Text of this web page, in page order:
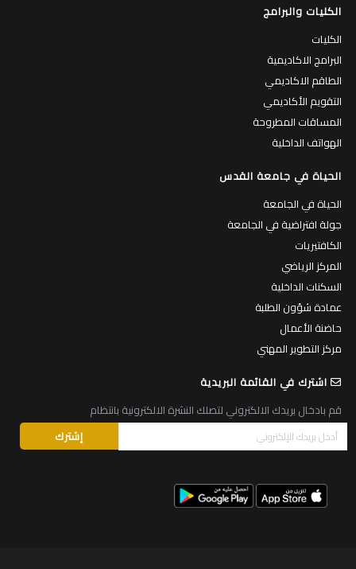
الكليات والبرامج
الكليات
البرامج الاكاديمية
الطاقم الاكاديمي
التقويم الأكاديمي
المساقات المطروحة
الهواتف الداخلية
الحياة في جامعة القدس
الحياة في الجامعة
جولة افتراضية في الجامعة
الكافتيريات
المركز الرياضي
السكنات الداخلية
عمادة شؤون الطلبة
حاضنة الأعمال
مركز التطوير المهني
اشترك في القائمة البريدية
قم بادخال بريدك الالكتروني لتصلك النشرة الالكترونية بانتظام